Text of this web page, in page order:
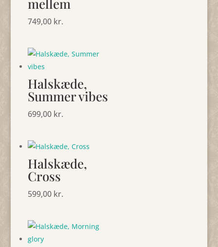
mellem
749,00 kr.
Halskæde,
Summer vibes
699,00 kr.
Halskæde,
Cross
599,00 kr.